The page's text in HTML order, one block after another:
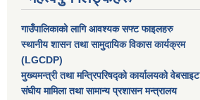
गाउँपालिकाको लागि आवश्यक सफ्ट फाइलहरु
स्थानीय शासन तथा सामुदायिक विकास कार्यक्रम
(LGCDP)
मुख्यमन्त्री तथा मन्त्रिपरिषद्को कार्यालयको वेबसाइट
संघीय मामिला तथा सामान्य प्रशासन मन्त्रालय